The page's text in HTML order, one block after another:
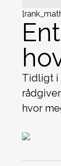
Tidligt i
hvor